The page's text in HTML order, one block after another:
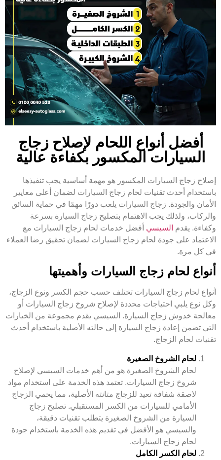
أفضل أنواع اللحام لإصلاح زجاج
السيارات المكسور بكفاءة عالية
إصلاح زجاج السيارات المكسور هو مهمة أساسية يجب تنفيذها
باستخدام أحدث تقنيات لحام زجاج السيارات لضمان أعلى معايير
الأمان والجودة. زجاج السيارات يلعب دورًا مهمًا في حماية السائق
والركاب، ولذلك يجب الاهتمام بتصليح زجاج السيارة بسرعة
وكفاءة. يقدم السيسي أفضل خدمات لحام زجاج السيارات مع
الاعتماد على جودة لحام زجاج السيارات لضمان تحقيق رضا العملاء
في كل مرة.
أنواع لحام زجاج السيارات وأهميتها
أنواع لحام زجاج السيارات تختلف حسب حجم الكسر ونوع الزجاج،
وكل نوع يلبي احتياجات محددة لإصلاح شروخ زجاج السيارات أو
معالجة خدوش زجاج السيارة. السيسي يقدم مجموعة من الخيارات
التي تضمن إعادة زجاج السيارة إلى حالته الأصلية باستخدام أحدث
تقنيات لحام الزجاج.
لحام الشروخ الصغيرة
لحام الشروخ الصغيرة هو من أهم خدمات السيسي لإصلاح
شروخ زجاج السيارات. تعتمد هذه الخدمة على استخدام مواد
لاصقة شفافة تعيد للزجاج متانته الأصلية، مما يحمي الزجاج
الأمامي للسيارات من الكسر المستقبلي. تصليح زجاج
السيارة من الشروخ الصغيرة يتطلب تقنيات دقيقة،
والسيسي هو الأفضل في تقديم هذه الخدمة باستخدام جودة
لحام زجاج السيارات.
لحام الكسر الكامل